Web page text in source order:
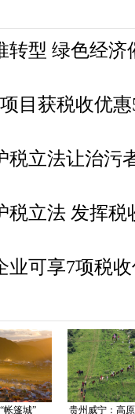
转型 绿色经济
目获税收优惠
税立法让治污
税立法 发挥税
业可享7项税